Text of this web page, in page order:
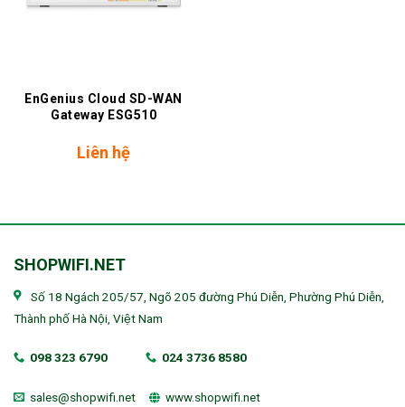
EnGenius Cloud SD-WAN
Gateway ESG510
Liên hệ
SHOPWIFI.NET
Số 18 Ngách 205/57, Ngõ 205 đường Phú Diễn, Phường Phú Diễn,
Thành phố Hà Nội, Việt Nam
098 323 6790 024 3736 8580
sales@shopwifi.net www.shopwifi.net